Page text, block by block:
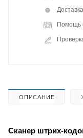
Помощь
ОПИСАНИЕ
Сканер штрих-